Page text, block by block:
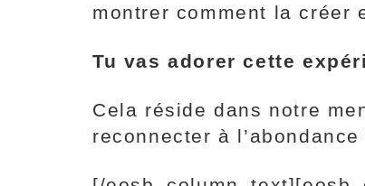
montrer comment la créer
Tu vas adorer cette
Cela réside dans notre
reconnecter à